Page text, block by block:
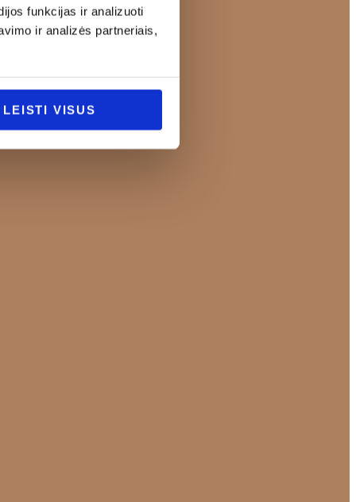
funkcijas ir analizuoti
ir analizės partneriais,
LEISTI VISUS